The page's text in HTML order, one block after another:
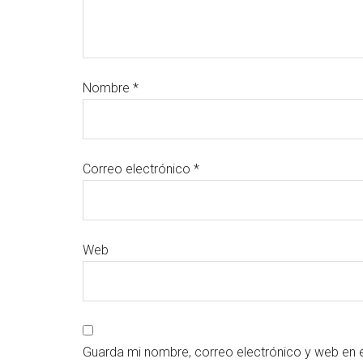
Nombre *
Correo electrónico *
Web
Guarda mi nombre, correo electrónico y web